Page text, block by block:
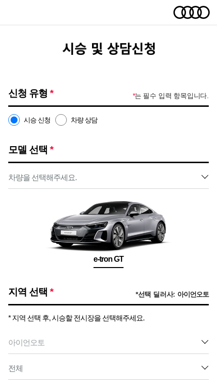
신청 유형 * *는 필수 입력 항목입니다.
시승 신청 차량 상담
모델 선택 *
e-tron GT
지역 선택 * *선택 딜러사: 아이언오토
* 지역 선택 후, 시승할 전시장을 선택해주세요.